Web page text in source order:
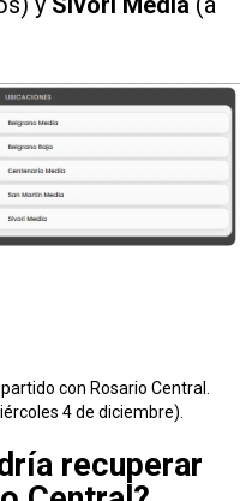
con Rosario Central.
4 de diciembre).
recuperar